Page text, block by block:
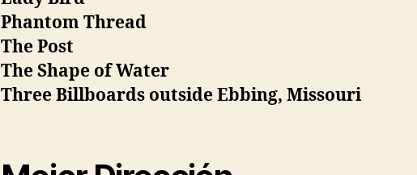
Phantom Thread
The Post
The Shape of Water
Three Billboards outside Ebbing, Missouri